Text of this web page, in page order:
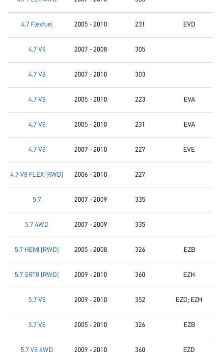
4.7 Flexfuel 2005 - 2010 231 EVD
4.7 V8 2007 - 2008 305
4.7 V8 2007 - 2010 303
4.7 V8 2005 - 2010 223 EVA
4.7 V8 2005 - 2010 231 EVA
4.7 V8 2007 - 2010 227 EVE
4.7 V8 FLEX [RWD] 2006 - 2010 227
5.7 2007 - 2009 335
5.7 4WD 2007 - 2009 335
5.7 HEMI [RWD] 2005 - 2008 326 EZB
5.7 SRT8 [RWD] 2009 - 2010 360 EZH
5.7 V8 2009 - 2010 352 EZD; EZH
5.7 V8 2005 - 2010 326 EZB
5.7 V8 4WD 2009 - 2010 360 EZD